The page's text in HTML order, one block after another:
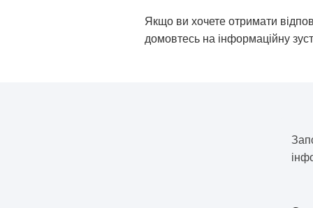
Якщо ви хочете отримати
домовтесь на інформаційну